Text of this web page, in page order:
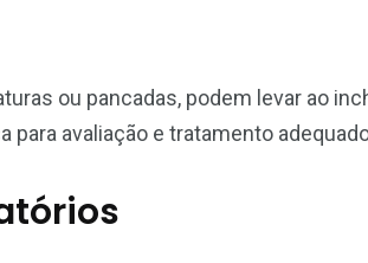
ou pancadas, podem levar ao
avaliação e tratamento